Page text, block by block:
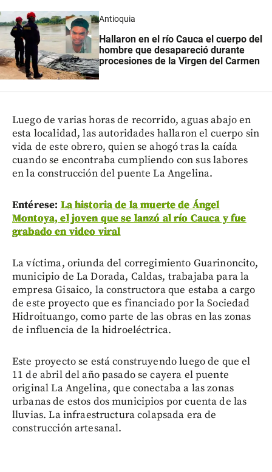
Antioquia
Hallaron en el río Cauca el cuerpo del
hombre que desapareció durante
procesiones de la Virgen del Carmen
Luego de varias horas de recorrido, aguas abajo en
esta localidad, las autoridades hallaron el cuerpo sin
vida de este obrero, quien se ahogó tras la caída
cuando se encontraba cumpliendo con sus labores
en la construcción del puente La Angelina.
Entérese: La historia de la muerte de Ángel
Montoya, el joven que se lanzó al río Cauca y fue
grabado en video viral
La víctima, oriunda del corregimiento Guarinoncito,
municipio de La Dorada, Caldas, trabajaba para la
empresa Gisaico, la constructora que estaba a cargo
de este proyecto que es financiado por la Sociedad
Hidroituango, como parte de las obras en las zonas
de influencia de la hidroeléctrica.
Este proyecto se está construyendo luego de que el
11 de abril del año pasado se cayera el puente
original La Angelina, que conectaba a las zonas
urbanas de estos dos municipios por cuenta de las
lluvias. La infraestructura colapsada era de
construcción artesanal.